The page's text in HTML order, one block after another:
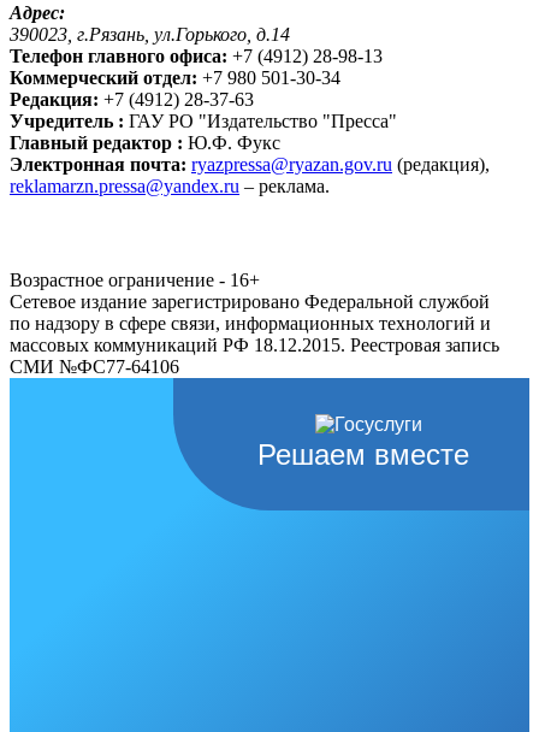
Адрес:
390023, г.Рязань, ул.Горького, д.14
Телефон главного офиса: +7 (4912) 28-98-13
Коммерческий отдел: +7 980 501-30-34
Редакция: +7 (4912) 28-37-63
Учредитель : ГАУ РО "Издательство "Пресса"
Главный редактор : Ю.Ф. Фукс
Электронная почта: ryazpressa@ryazan.gov.ru (редакция),
reklamarzn.pressa@yandex.ru – реклама.
Возрастное ограничение - 16+
Сетевое издание зарегистрировано Федеральной службой
по надзору в сфере связи, информационных технологий и
массовых коммуникаций РФ 18.12.2015. Реестровая запись
СМИ №ФС77-64106
Решаем вместе